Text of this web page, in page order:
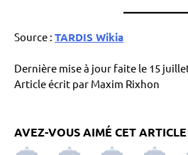
Source : TARDIS Wikia
Dernière mise à jour faite le 15
Article écrit par Maxim Rixhon
AVEZ-VOUS AIMÉ CET ARTICLE